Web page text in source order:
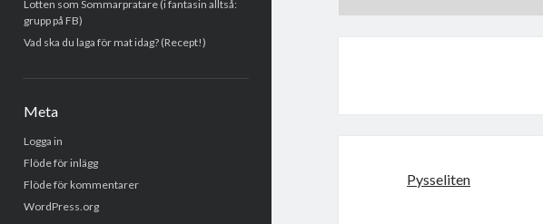
Lotten som Sommarpratare (i fantasin alltså:
grupp på FB)
Vad ska du laga för mat idag? (Recept!)
Meta
Logga in
Flöde för inlägg
Flöde för kommentarer
WordPress.org
Pysseliten